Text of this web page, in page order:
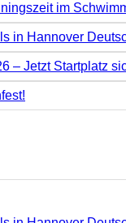
im
in Hannover
– Jetzt Startplatz